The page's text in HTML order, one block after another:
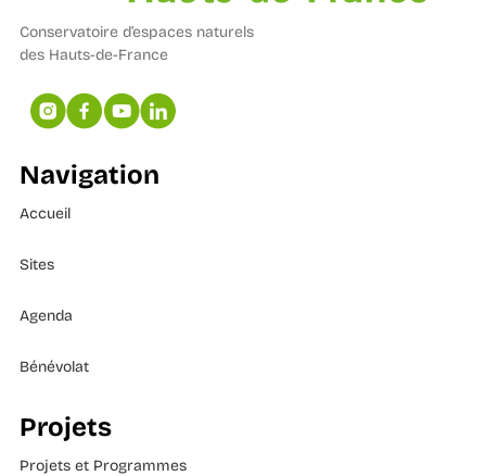
Conservatoire d’espaces naturels
des Hauts-de-France
Navigation
Accueil
Sites
Agenda
Bénévolat
Projets
Projets et Programmes